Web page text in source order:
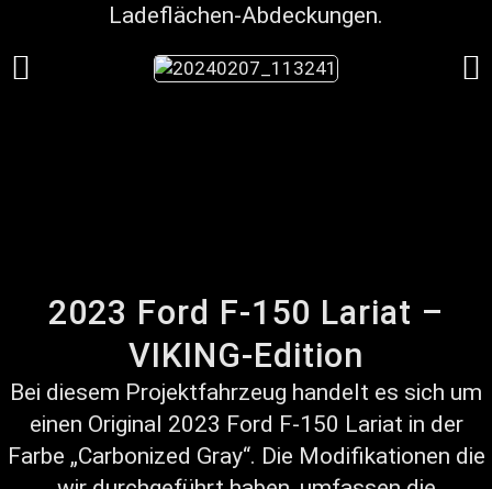
Ladeflächen-Abdeckungen.
2023 Ford F-150 Lariat –
VIKING-Edition
Bei diesem Projektfahrzeug handelt es sich um
einen Original 2023 Ford F-150 Lariat in der
Farbe „Carbonized Gray“. Die Modifikationen die